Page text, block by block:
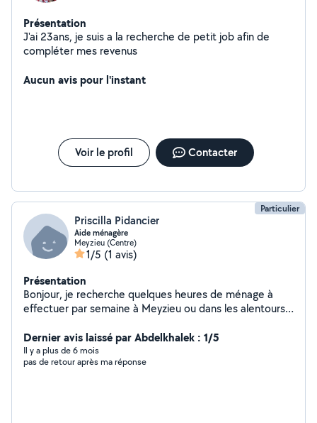
Présentation
J'ai 23ans, je suis a la recherche de petit job afin de
compléter mes revenus
Aucun avis pour l'instant
Voir le profil Contacter
Particulier
Priscilla Pidancier
Aide ménagère
Meyzieu (Centre)
1/5 (1 avis)
Présentation
Bonjour, je recherche quelques heures de ménage à
effectuer par semaine à Meyzieu ou dans les alentours
Chassieu, Jonage, Pusignan. Je suis disponible les
mercredis matins à partir de 10h, 10h30 et
éventuellement les samedis. Je suis véhiculée, je peux
Dernier avis laissé par Abdelkhalek : 1/5
Il y a plus de 6 mois
pas de retour après ma réponse